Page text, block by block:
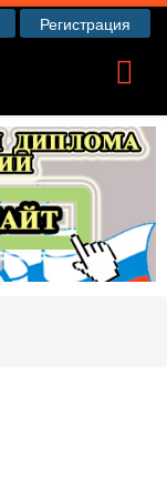
Регистрация